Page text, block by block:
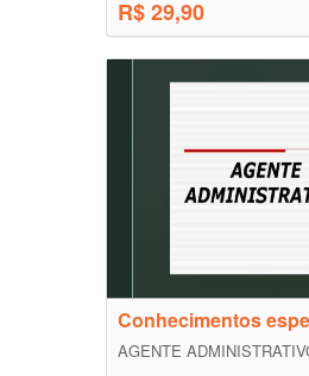
R$ 29,90
Conhecimentos
AGENTE